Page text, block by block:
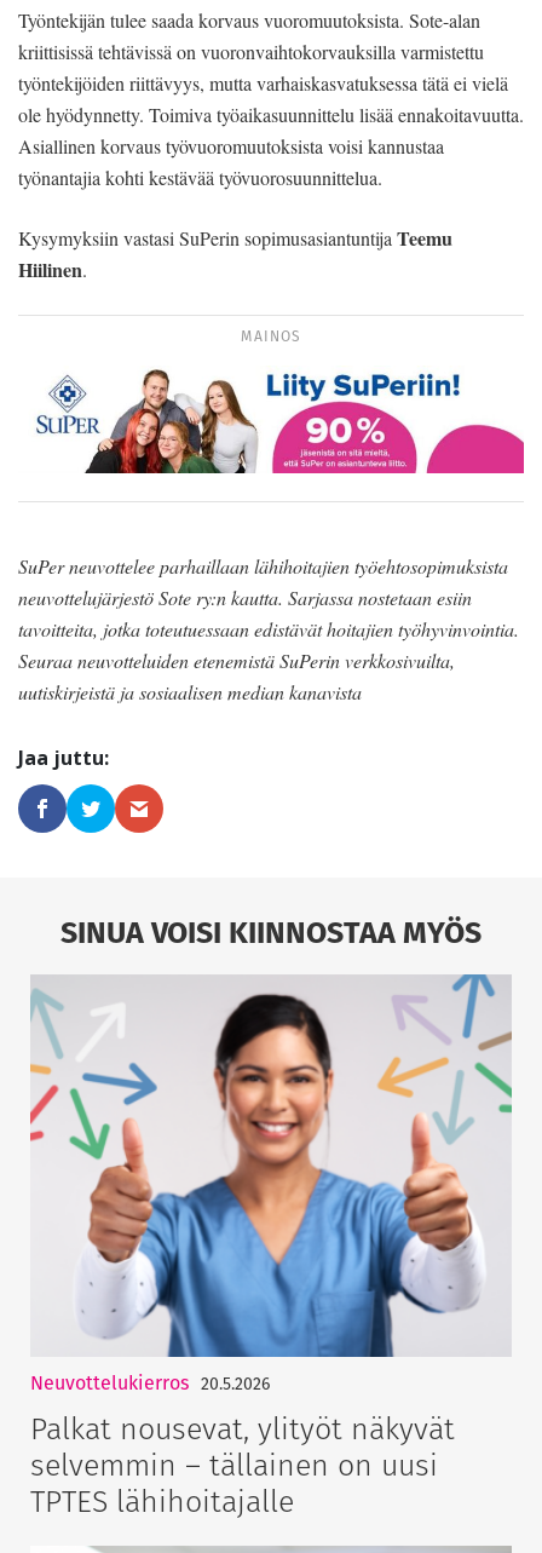
Työntekijän tulee saada korvaus vuoromuutoksista. Sote-alan
kriittisissä tehtävissä on vuoronvaihtokorvauksilla varmistettu
työntekijöiden riittävyys, mutta varhaiskasvatuksessa tätä ei vielä
ole hyödynnetty. Toimiva työaikasuunnittelu lisää ennakoitavuutta.
Asiallinen korvaus työvuoromuutoksista voisi kannustaa
työnantajia kohti kestävää työvuorosuunnittelua.
Kysymyksiin vastasi SuPerin sopimusasiantuntija Teemu
Hiilinen.
MAINOS
SuPer neuvottelee parhaillaan lähihoitajien työehtosopimuksista
neuvottelujärjestö Sote ry:n kautta. Sarjassa nostetaan esiin
tavoitteita, jotka toteutuessaan edistävät hoitajien työhyvinvointia.
Seuraa neuvotteluiden etenemistä SuPerin verkkosivuilta,
uutiskirjeistä ja sosiaalisen median kanavista
SINUA VOISI KIINNOSTAA MYÖS
Neuvottelukierros 20.5.2026
Palkat nousevat, ylityöt näkyvät
selvemmin – tällainen on uusi
TPTES lähihoitajalle